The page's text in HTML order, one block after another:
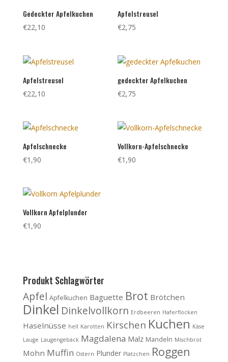
Gedeckter Apfelkuchen
€22,10
Apfelstreusel
€2,75
Apfelstreusel
€22,10
gedeckter Apfelkuchen
€2,75
Apfelschnecke
€1,90
Vollkorn-Apfelschnecke
€1,90
Vollkorn Apfelplunder
€1,90
Produkt Schlagwörter
Apfel Apfelkuchen Baguette Brot Brötchen
Dinkel Dinkelvollkorn Erdbeeren Haferflocken
Haselnüsse hell Karotten Kirschen Kuchen Käse
Lauge Laugengebäck Magdalena Malz Mandeln Mischbrot
Mohn Muffin Ostern Plunder Plätzchen Roggen